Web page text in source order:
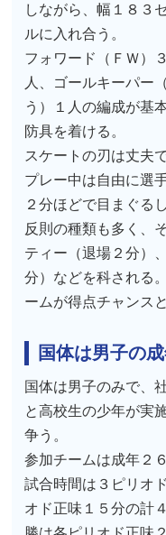
しながら、幅１８３
ルに入れ合う。
フォワード（ＦＷ）
人、ゴールキーパー
う）１人の編成が基
防具を着ける。
スケートの刃は丈夫
プレー中は自由に選
２分ほどで目まぐる
反則の種類も多く、
ティー（退場２分）
分）などを科される
ームが得点チャンス
国体は男子の
国体は男子のみで、
と高校生の少年が実
争う。
参加チームは成年２
試合時間は３ピリオ
オド正味１５分の計